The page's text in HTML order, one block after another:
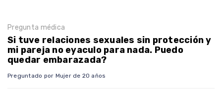
Pregunta médica
Si tuve relaciones sexuales sin protección y
mi pareja no eyaculo para nada. Puedo
quedar embarazada?
Preguntado por Mujer de 20 años